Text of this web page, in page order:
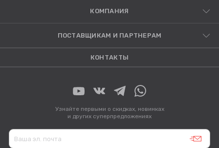
КОМПАНИЯ
ПОСТАВЩИКАМ И ПАРТНЕРАМ
КОНТАКТЫ
Узнайте первыми о скидках, новинках
и других суперпредложениях